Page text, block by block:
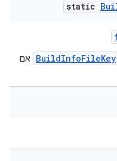
static
BuildInfoFileKey
אם